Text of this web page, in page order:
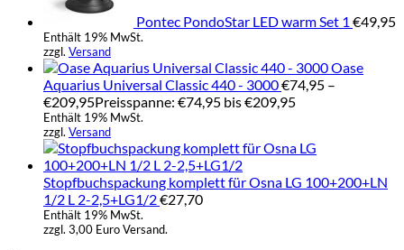
Pontec PondoStar LED warm Set 1 €49,95
Enthält 19% MwSt.
zzgl. Versand
Oase
Aquarius Universal Classic 440 - 3000€74,95 –
€209,95Preisspanne: €74,95 bis €209,95
Enthält 19% MwSt.
zzgl. Versand
Stopfbuchspackung komplett für Osna LG 100+200+LN
1/2 L 2-2,5+LG1/2€27,70
Enthält 19% MwSt.
zzgl. 3,00 Euro Versand.